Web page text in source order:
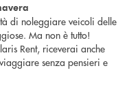
di noleggiare veicoli delle
Ma non è tutto!
Rent, riceverai anche
senza pensieri e